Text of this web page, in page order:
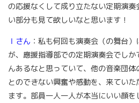
の応援なくして成り立たない定期演
い部分も見て欲しいなと思います！
Ｉさん ：私も何回も演奏会（の舞台
が、應援指導部での定期演奏会でし
んあるなと思っていて、他の音楽団
とのできない興奮や感動を、来てい
ます。部員一人一人が本当にいい顔